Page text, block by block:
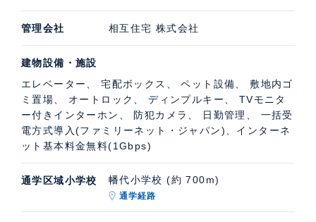
管理会社 相互住宅 株式会社
建物設備・施設
エレベーター、 宅配ボックス、 ペット設備、 敷地内ゴ
ミ置場、 オートロック、 ディンプルキー、 TVモニタ
ー付きインターホン、 防犯カメラ、 日勤管理、 一括受
電方式導入(ファミリーネット・ジャパン)、インターネ
ット基本料金無料(1Gbps)
通学区域小学校 幡代小学校 (約 700m)
通学経路